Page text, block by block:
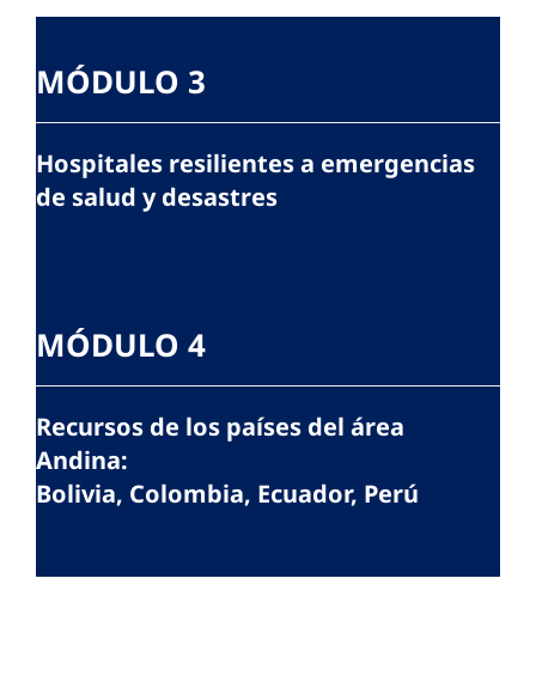
MÓDULO 3
Hospitales resilientes a emergencias
de salud y desastres
MÓDULO 4
Recursos de los países del área
Andina:
Bolivia, Colombia, Ecuador, Perú